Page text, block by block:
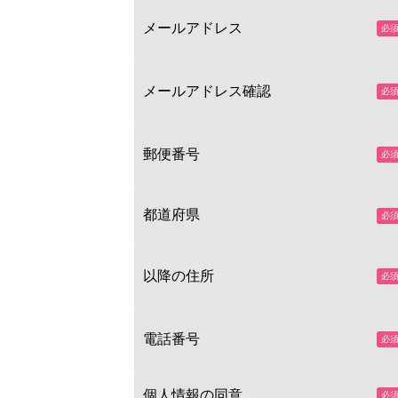
メールアドレス
メールアドレス確認
郵便番号
都道府県
以降の住所
電話番号
個人情報の同意